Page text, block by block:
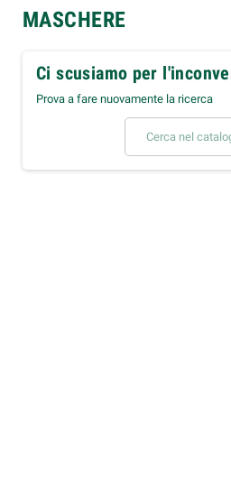
MASCHERE
Ci scusiamo per
Prova a fare nuovamente la ricerca